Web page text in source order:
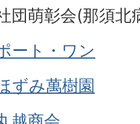
団萌彰会(那須北
ート・ワン
ずみ萬樹園